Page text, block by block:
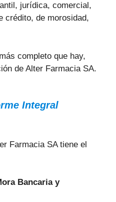
jurídica, comercial,
crédito, de morosidad,
completo que hay,
de Alter Farmacia SA.
Integral
Farmacia SA tiene el
Bancaria y